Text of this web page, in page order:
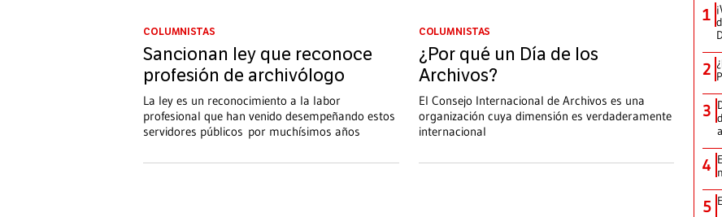
COLUMNISTAS
Sancionan ley que reconoce
profesión de archivólogo
La ley es un reconocimiento a la labor
profesional que han venido desempeñando estos
servidores públicos por muchísimos años
COLUMNISTAS
¿Por qué un Día de los
Archivos?
El Consejo Internacional de Archivos es una
organización cuya dimensión es verdaderamente
internacional
1
2
3
4
5